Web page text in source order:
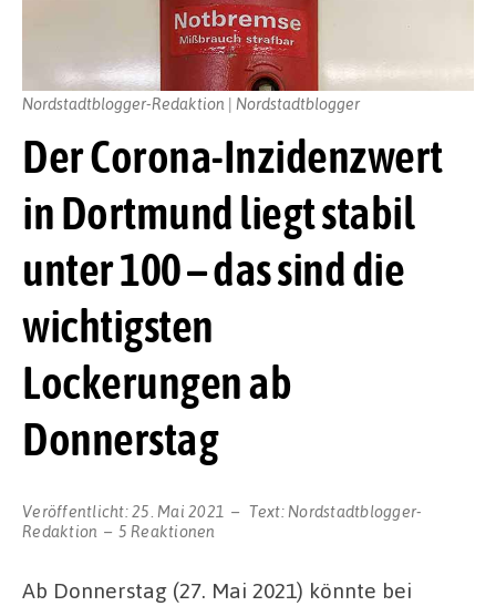
Der Corona-Inzidenzwert
in Dortmund liegt stabil
unter 100 – das sind die
wichtigsten
Lockerungen ab
Donnerstag
Veröffentlicht:25. Mai 2021 Text: Nordstadtblogger-
Redaktion
5 Reaktionen
Nordstadtblogger-Redaktion | Nordstadtblogger
Ab Donnerstag (27. Mai 2021) könnte bei